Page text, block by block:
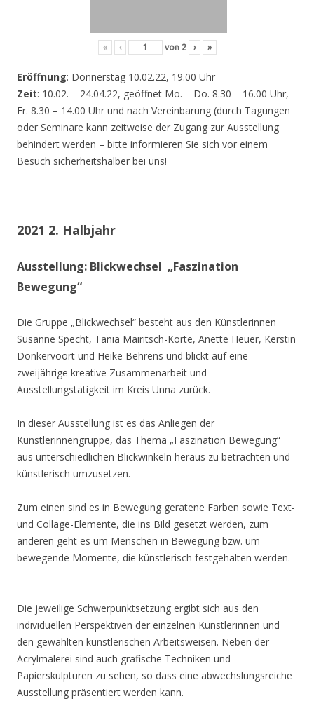
« ‹ von 2 › »
Eröffnung: Donnerstag 10.02.22, 19.00 Uhr
Zeit: 10.02. – 24.04.22, geöffnet Mo. – Do. 8.30 – 16.00 Uhr,
Fr. 8.30 – 14.00 Uhr und nach Vereinbarung (durch Tagungen
oder Seminare kann zeitweise der Zugang zur Ausstellung
behindert werden – bitte informieren Sie sich vor einem
Besuch sicherheitshalber bei uns!
2021 2. Halbjahr
Ausstellung: Blickwechsel „Faszination
Bewegung“
Die Gruppe „Blickwechsel“ besteht aus den Künstlerinnen
Susanne Specht, Tania Mairitsch-Korte, Anette Heuer, Kerstin
Donkervoort und Heike Behrens und blickt auf eine
zweijährige kreative Zusammenarbeit und
Ausstellungstätigkeit im Kreis Unna zurück.
In dieser Ausstellung ist es das Anliegen der
Künstlerinnengruppe, das Thema „Faszination Bewegung“
aus unterschiedlichen Blickwinkeln heraus zu betrachten und
künstlerisch umzusetzen.
Zum einen sind es in Bewegung geratene Farben sowie Text-
und Collage-Elemente, die ins Bild gesetzt werden, zum
anderen geht es um Menschen in Bewegung bzw. um
bewegende Momente, die künstlerisch festgehalten werden.
Die jeweilige Schwerpunktsetzung ergibt sich aus den
individuellen Perspektiven der einzelnen Künstlerinnen und
den gewählten künstlerischen Arbeitsweisen. Neben der
Acrylmalerei sind auch grafische Techniken und
Papierskulpturen zu sehen, so dass eine abwechslungsreiche
Ausstellung präsentiert werden kann.